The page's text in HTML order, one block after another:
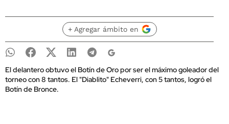
+ Agregar ámbito en
El delantero obtuvo el Botín de Oro por ser el máximo goleador del
torneo con 8 tantos. El "Diablito" Echeverri, con 5 tantos, logró el
Botín de Bronce.